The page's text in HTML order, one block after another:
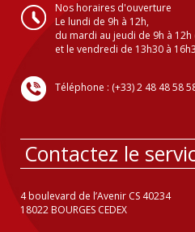
Nos horaires d'ouverture
Le lundi de 9h à 12h,
du mardi au jeudi de 9h à
et le vendredi de 13h30 à
Téléphone : (+33) 2 48 48 58
Contactez le
4 boulevard de l’Avenir CS 40234
18022 BOURGES CEDEX